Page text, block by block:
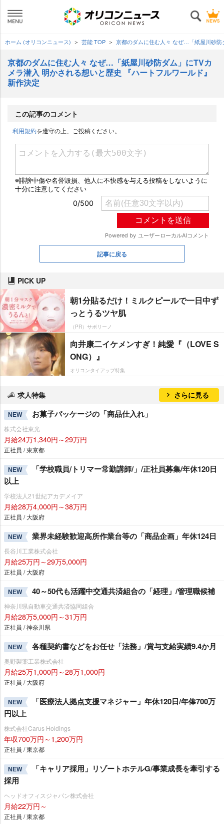
ホーム (オリコンニュース) 芸能 TOP 京都のダムに住む人々 なぜ…「紙屋川砂
京都のダムに住む人々 なぜ…「紙屋川砂防ダム」にTVカ
メラ潜入 明かされる想いと歴史 『ハートフルワールド』
新作決定
この記事のコメント
利用規約を遵守の上、ご投稿ください。
記事に戻る
PICK UP
朝1分貼るだけ！ミルクピールで一日中ず
っとうるツヤ肌
（PR）サボリーノ
向井康二イケメンすぎ！純愛『（LOVE S
ONG）』
オリコンタイアップ特集
求人特集 さらに見る
NEW お菓子パッケージの「商品仕入れ」
株式会社東光
月給24万1,340円～29万円
正社員 / 東京都
NEW
「学校職員/トリマー常勤講師/」/正社員募集/年休120日
以上
学校法人21世紀アカデメイア
月給28万4,000円～38万円
正社員 / 大阪府
NEW 業界未経験歓迎高所作業台等の「商品企画」年休124日
長谷川工業株式会社
月給25万円～29万5,000円
正社員 / 大阪府
NEW 40～50代も活躍中交通共済組合の「経理」/管理職候補
神奈川県自動車交通共済協同組合
月給28万5,000円～31万円
正社員 / 神奈川県
NEW 各種契約書などをお任せ「法務」/賞与支給実績9.4か月
奥野製薬工業株式会社
月給25万1,000円～28万1,000円
正社員 / 大阪府
NEW
「医療法人拠点支援マネジャー」年休120日/年俸700万
円以上
株式会社Carus Holdings
年収700万円～1,200万円
正社員 / 東京都
NEW
「キャリア採用」リゾートホテルG/事業成長を牽引する
採用
ヘッドオフィスジャパン株式会社
月給22万円～
正社員 / 東京都